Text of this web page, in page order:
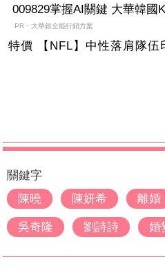
009829掌握AI關鍵 大華韓國
PR・大華銀全能行銷方案
特價 【NFL】中性落肩隊伍
關鍵字
陳曉
陳妍希 離婚
吳奇隆 劉詩詩 婚